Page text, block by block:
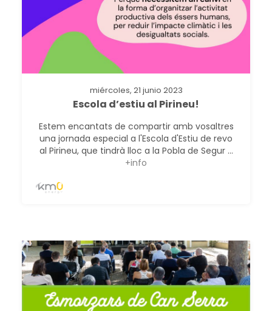
miércoles, 21 junio 2023
Escola d’estiu al Pirineu!
Estem encantats de compartir amb vosaltres
una jornada especial a l'Escola d'Estiu de revo
al Pirineu, que tindrà lloc a la Pobla de Segur ...
+info